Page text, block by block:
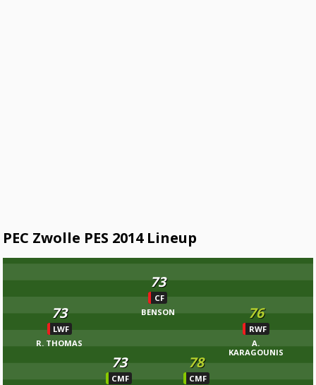
PEC Zwolle PES 2014 Lineup
78
CMF
73
CMF
76
RWF
A.
KARAGOUNIS
73
LWF
R. THOMAS
73
CF
BENSON